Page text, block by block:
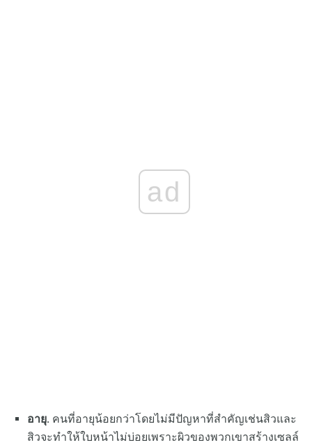
ad
อายุ. คนที่อายุน้อยกว่าโดยไม่มีปัญหาที่สำคัญเช่นสิวและ
สิวจะทำให้ใบหน้าไม่บ่อยเพราะผิวของพวกเขาสร้างเซลล์